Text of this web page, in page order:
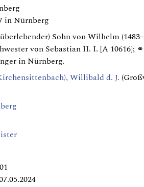
in Nürnberg
Sohn von Wilhelm
von Sebastian II. I. [A 10616];
in Nürnberg.
Willibald d. J.